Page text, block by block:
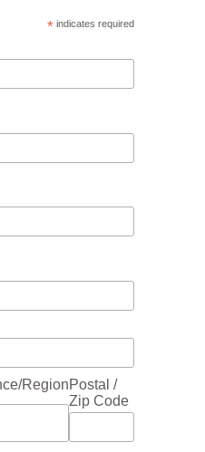
* indicates required
RegionPostal /
Zip Code